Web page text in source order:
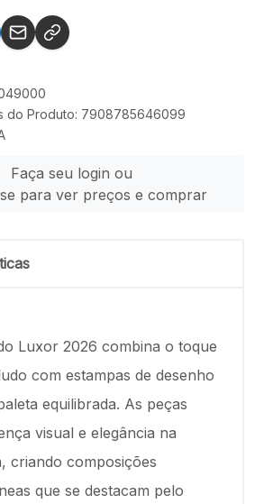
do Produto: 7908785646099
Faça seu login ou
para ver preços e comprar
Luxor 2026 combina o toque
com estampas de desenho
equilibrada. As peças
visual e elegância na
criando composições
que se destacam pelo